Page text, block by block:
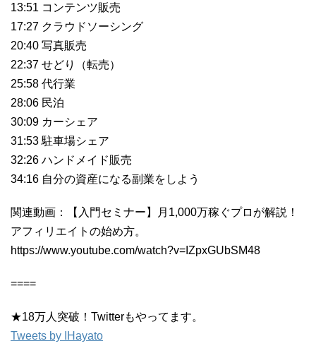
13:51 コンテンツ販売
17:27 クラウドソーシング
20:40 写真販売
22:37 せどり（転売）
25:58 代行業
28:06 民泊
30:09 カーシェア
31:53 駐車場シェア
32:26 ハンドメイド販売
34:16 自分の資産になる副業をしよう
関連動画：【入門セミナー】月1,000万稼ぐプロが解説！
アフィリエイトの始め方。
https://www.youtube.com/watch?v=IZpxGUbSM48
====
★18万人突破！Twitterもやってます。
Tweets by IHayato